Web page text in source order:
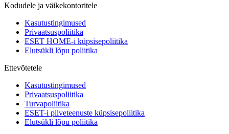
Kodudele ja väikekontoritele
Kasutustingimused
Privaatsuspoliitika
ESET HOME-i küpsisepoliitika
Elutsükli lõpu poliitika
Ettevõtetele
Kasutustingimused
Privaatsuspoliitika
Turvapoliitika
ESET-i pilveteenuste küpsisepoliitika
Elutsükli lõpu poliitika